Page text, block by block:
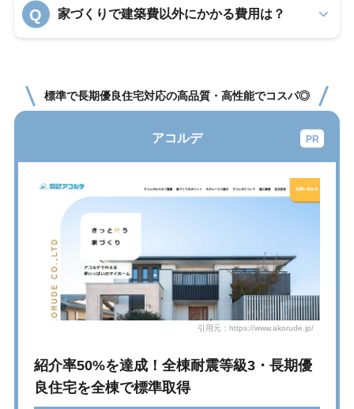
Q 家づくりで建築費以外にかかる費用は？
標準で長期優良住宅対応の高品質・高性能でコスパ◎
アコルデ
引用元：https://www.akorude.jp/
紹介率50%を達成！全棟耐震等級3・長期優
良住宅を全棟で標準取得